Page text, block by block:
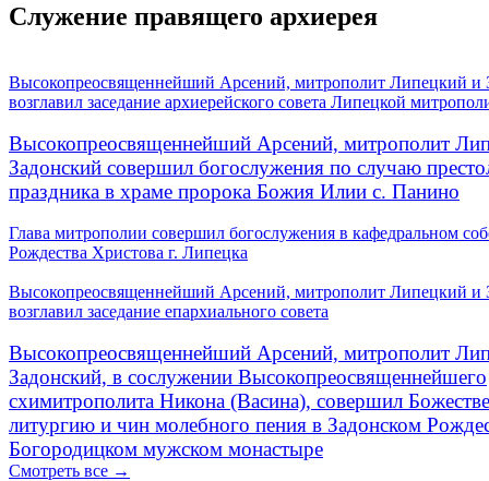
Служение правящего архиерея
Высокопреосвященнейший Арсений, митрополит Липецкий и
возглавил заседание архиерейского совета Липецкой
Высокопреосвященнейший Арсений, митрополит
Задонский совершил богослужения по случаю
праздника в храме пророка Божия Илии с. Панино
Глава митрополии совершил богослужения в кафедральном
Рождества Христова г. Липецка
Высокопреосвященнейший Арсений, митрополит Липецкий и
возглавил заседание епархиального совета
Высокопреосвященнейший Арсений, митрополит
Задонский, в сослужении Высокопреосвященнейшего
схимитрополита Никона (Васина), совершил
литургию и чин молебного пения в Задонском
Богородицком мужском монастыре
Смотреть все →